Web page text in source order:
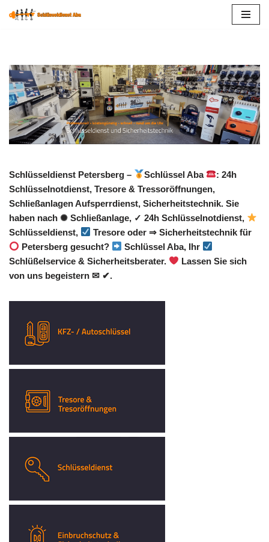
Schlüsseldienst Petersberg – Schlüssel Aba
: 24h
Schlüsselnotdienst, Tresore & Tressoröffnungen,
Schließanlagen Aufsperrdienst, Sicherheitstechnik. Sie
haben nach ✺ Schließanlage, ✓ 24h Schlüsselnotdienst,
Schlüsseldienst,
Tresore oder ⇒ Sicherheitstechnik für
Petersberg gesucht?
Schlüssel Aba, Ihr
Schlüßelservice & Sicherheitsberater.
Lassen Sie sich
von uns begeistern ✉ ✔.